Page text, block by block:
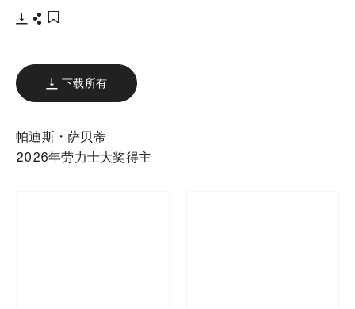
下载所有
帕迪斯・萨贝蒂
2026年劳力士大奖得主